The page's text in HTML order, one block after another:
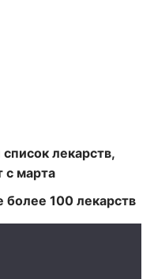
лекарств,
с марта
более 100 лекарств